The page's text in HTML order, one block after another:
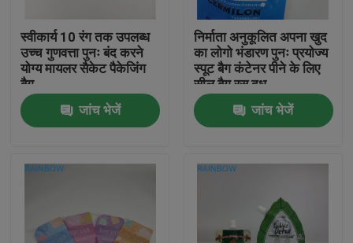
हमारे बारे में
स्वीकार्य 10 रंग तक उपलब्ध
उच्च गुणवत्ता पुनः बंद करने
योग्य मायलर सैकेट पैकेजिंग
बैग
जांच भेजें
निर्माता अनुकूलित अपना खुद
का लोगो भंडारण पुनः प्रयोज्य
स्पूट बैग कंटेनर पीने के लिए
सील बैग रस दूध
जांच भेजें